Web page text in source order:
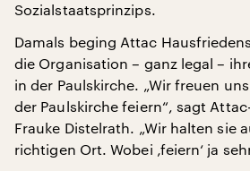
Sozialstaatsprinzips.
Damals beging Attac
die Organisation – ganz legal –
in der Paulskirche. „Wir freuen
der Paulskirche feiern“, sagt
Frauke Distelrath. „Wir halten sie
richtigen Ort. Wobei ‚feiern‘ ja